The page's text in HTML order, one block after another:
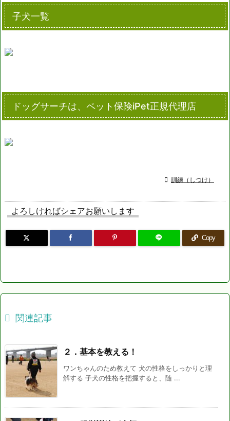
子犬一覧
ドッグサーチは、ペット保険iPet正規代理店
 訓練（しつけ）
よろしければシェアお願いします
Copy
 関連記事
２．基本を教える！
ワンちゃんのため教えて 犬の性格をしっかりと理
解する 子犬の性格を把握すると、随 ...